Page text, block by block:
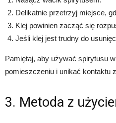
Delikatnie przetrzyj miejsce,
Klej powinien zacząć się
Jeśli klej jest trudny do
Pamiętaj, aby używać spirytusu
pomieszczeniu i unikać kontaktu
3. Metoda z